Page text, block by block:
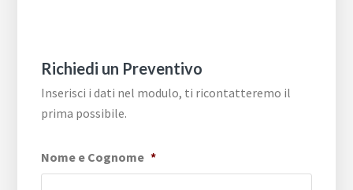
Richiedi un Preventivo
Inserisci i dati nel modulo, ti ricontatteremo il
prima possibile.
Nome e Cognome *